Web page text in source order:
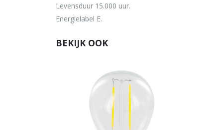
Levensduur 15.000 uur.
Energielabel E.
BEKIJK OOK